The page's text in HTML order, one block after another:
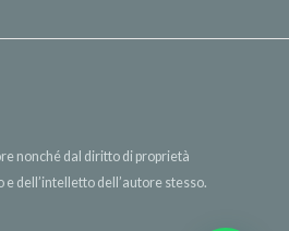
nonché dal diritto di proprietà
dell’intelletto dell’autore stesso.